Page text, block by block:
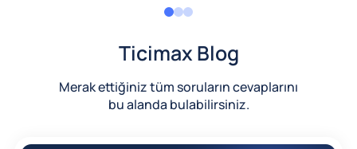
Ticimax Blog
Merak ettiğiniz tüm soruların cevaplarını
bu alanda bulabilirsiniz.